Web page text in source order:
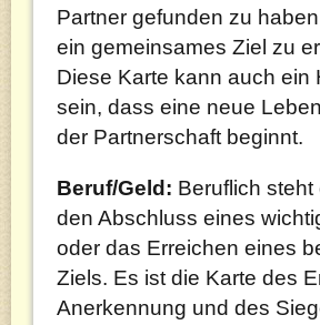
Partner gefunden zu
ein gemeinsames Ziel zu
Diese Karte kann auch ein
sein, dass eine neue
der Partnerschaft beginnt.
Beruf/Geld: Beruflich steht
den Abschluss eines
oder das Erreichen eines
Ziels. Es ist die Karte des
Anerkennung und des